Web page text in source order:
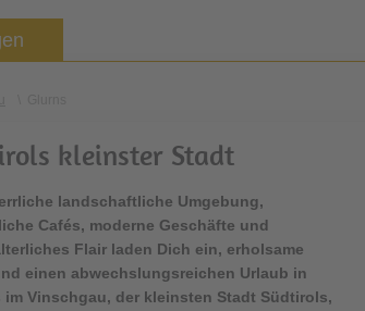
kleinster Stadt
landschaftliche Umgebung,
Cafés, moderne Geschäfte und
Flair laden Dich ein, erholsame
einen abwechslungsreichen Urlaub in
im Vinschgau, der kleinsten Stadt Südtirols,